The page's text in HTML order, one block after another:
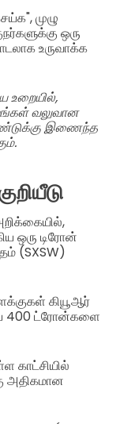
முழு
ஒரு
உருவாக்க
உறையில்,
வலுவான
இணைந்த
ஒரு டிரோன்
(SXSW)
கியூஆர்
400 ட்ரோன்களை
காட்சியில்
அதிகமான